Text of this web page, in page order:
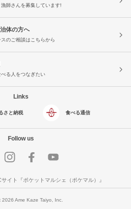
漁師さんを募集しています!
体の方へ
のご相談はこちらから
る人をつなぎたい
Links
さと納税 食べる通信
Follow us
イト『ポケットマルシェ（ポケマル）』
2026 Ame Kaze Taiyo, Inc.